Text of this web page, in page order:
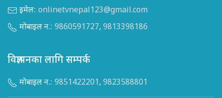
इमेल: onlinetvnepal123@gmail.com
मोबाइल न.: 9860591727, 9813398186
विज्ञापनका लागि सम्पर्क
मोबाइल न.: 9851422201, 9823588801